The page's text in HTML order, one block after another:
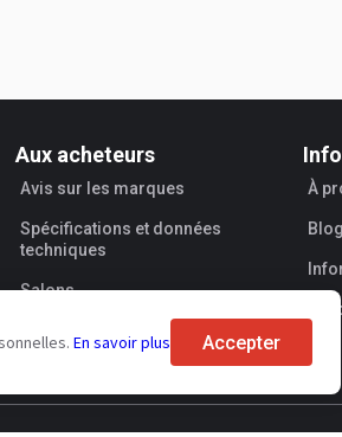
Aux acheteurs
Avis sur les marques
Spécifications et données
techniques
Salons
À
Blog
En savoir plus Accepter